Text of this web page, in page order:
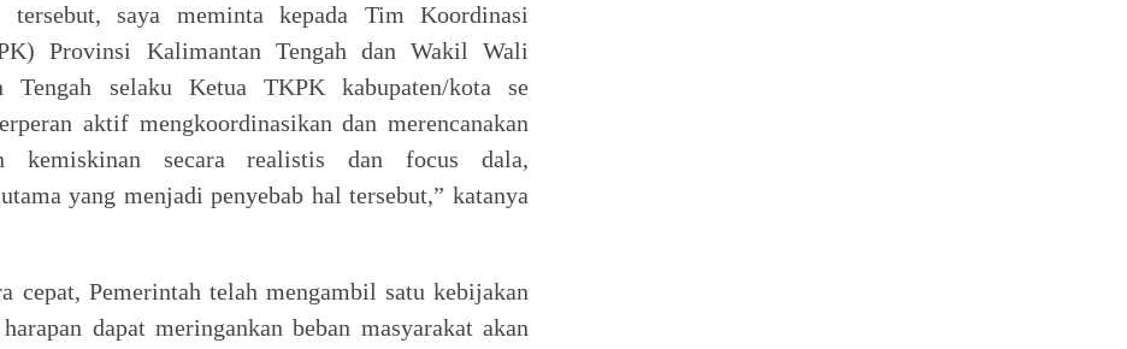
saya meminta kepada Tim Koordinasi
Provinsi Kalimantan Tengah dan Wakil Wali
Tengah selaku Ketua TKPK kabupaten/kota se
aktif mengkoordinasikan dan merencanakan
kemiskinan secara realistis dan focus dala,
yang menjadi penyebab hal tersebut,” katanya
cepat, Pemerintah telah mengambil satu kebijakan
dapat meringankan beban masyarakat akan